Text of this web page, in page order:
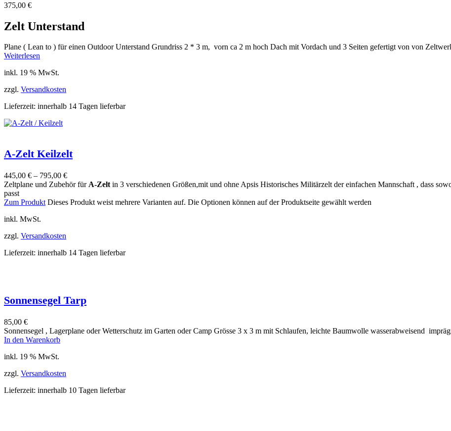
375,00 €
Zelt Unterstand
Plane ( Lean to ) für einen Outdoor Unterstand Grundriss 2 * 3 m, vorn ca 2 m hoch Dach mit Vordach und 3 Seiten gefertigt von von
Weiterlesen
inkl. 19 % MwSt.
zzgl. Versandkosten
Lieferzeit: innerhalb 14 Tagen lieferbar
A-Zelt Keilzelt
445,00 € – 795,00 €
Zeltplane und Zubehör fürA-Zeltin 3 verschiedenen Größen,mit und ohne Apsis Historisches Militärzelt der einfachen Mannschaft , dass
passt
Zum Produkt Dieses Produkt weist mehrere Varianten auf. Die Optionen können auf der Produktseite gewählt werden
inkl. MwSt.
zzgl. Versandkosten
Lieferzeit: innerhalb 14 Tagen lieferbar
Sonnensegel Tarp
85,00 €
Sonnensegel , Lagerplane oder Wetterschutz im Garten oder Camp Grösse 3 x 3 m mit Schlaufen, leichte Baumwolle wasserabweisend
In den Warenkorb
inkl. 19 % MwSt.
zzgl. Versandkosten
Lieferzeit: innerhalb 10 Tagen lieferbar